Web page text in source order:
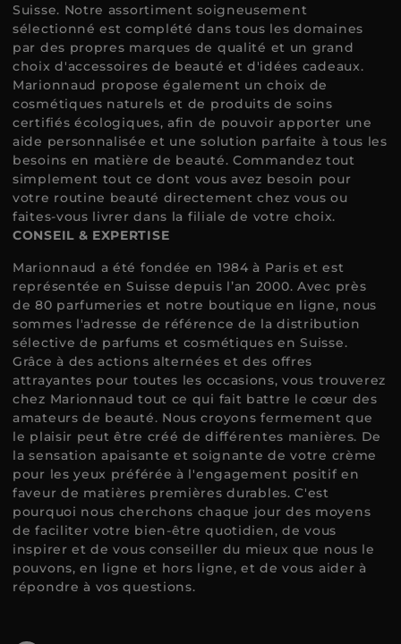
Suisse. Notre assortiment soigneusement
sélectionné est complété dans tous les domaines
par des propres marques de qualité et un grand
choix d'accessoires de beauté et d'idées cadeaux.
Marionnaud propose également un choix de
cosmétiques naturels et de produits de soins
certifiés écologiques, afin de pouvoir apporter une
aide personnalisée et une solution parfaite à tous les
besoins en matière de beauté. Commandez tout
simplement tout ce dont vous avez besoin pour
votre routine beauté directement chez vous ou
faites-vous livrer dans la filiale de votre choix.
CONSEIL & EXPERTISE
Marionnaud a été fondée en 1984 à Paris et est
représentée en Suisse depuis l’an 2000. Avec près
de 80 parfumeries et notre boutique en ligne, nous
sommes l'adresse de référence de la distribution
sélective de parfums et cosmétiques en Suisse.
Grâce à des actions alternées et des offres
attrayantes pour toutes les occasions, vous trouverez
chez Marionnaud tout ce qui fait battre le cœur des
amateurs de beauté. Nous croyons fermement que
le plaisir peut être créé de différentes manières. De
la sensation apaisante et soignante de votre crème
pour les yeux préférée à l'engagement positif en
faveur de matières premières durables. C'est
pourquoi nous cherchons chaque jour des moyens
de faciliter votre bien-être quotidien, de vous
inspirer et de vous conseiller du mieux que nous le
pouvons, en ligne et hors ligne, et de vous aider à
répondre à vos questions.